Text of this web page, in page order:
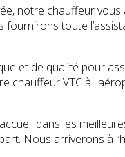
notre chauffeur
toute
et de qualité pour
chauffeur VTC à
dans les
Nous arriverons à